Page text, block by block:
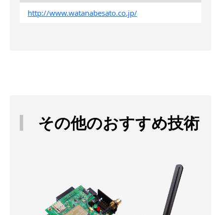
http://www.watanabesato.co.jp/
その他のおすすめ技術